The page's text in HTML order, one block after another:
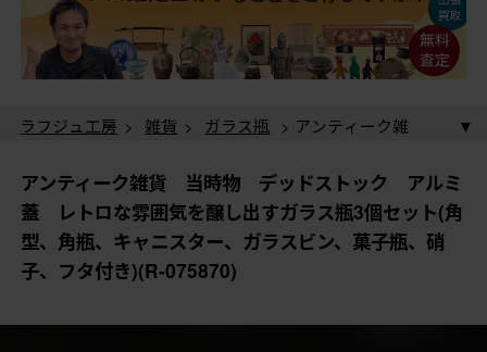
ラフジュ工房 > 雑貨 > ガラス瓶
気を醸し出すガラス瓶3個セット(角型、角瓶、キャニス
ター、ガラスビン、菓子瓶、硝子、フタ付き)(R-075870)
ラフジュ工房 > 洋食器・キッチン用品 > キャニスタ
ー > アンティーク雑貨 当時物 デッドストック ア
ルミ蓋 レトロな雰囲気を醸し出すガラス瓶3個セット
(角型、角瓶、キャニスター、ガラスビン、菓子瓶、硝
子、フタ付き)(R-075870)
アンティーク雑貨 当時物 デッドストック アルミ
蓋 レトロな雰囲気を醸し出すガラス瓶3個セット(角
型、角瓶、キャニスター、ガラスビン、菓子瓶、硝
子、フタ付き)(R-075870)